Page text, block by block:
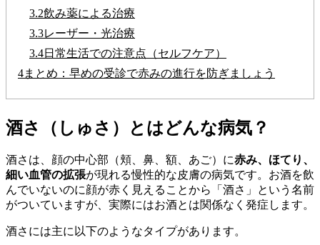
3.2飲み薬による治療
3.3レーザー・光治療
3.4日常生活での注意点（セルフケア）
4まとめ：早めの受診で赤みの進行を防ぎましょう
酒さ（しゅさ）とはどんな病気？
酒さは、顔の中心部（頬、鼻、額、あご）に赤み、ほてり、
細い血管の拡張が現れる慢性的な皮膚の病気です。お酒を飲
んでいないのに顔が赤く見えることから「酒さ」という名前
がついていますが、実際にはお酒とは関係なく発症します。
酒さには主に以下のようなタイプがあります。